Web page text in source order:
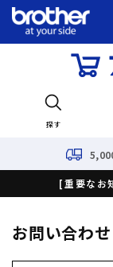
探す
5,000円以上の
[重要なお
お問い合わせ